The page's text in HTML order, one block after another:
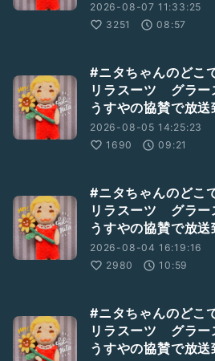
2026-08-07 11:33:25
3251
08:57
#ニタちゃんのど
リラスーツ グラ
うすやの協賛で放送
2026-08-05 14:25:23
1690
09:21
#ニタちゃんのど
リラスーツ グラ
うすやの協賛で放送
2026-08-04 16:19:16
2980
10:59
#ニタちゃんのど
リラスーツ グラ
うすやの協賛で放送